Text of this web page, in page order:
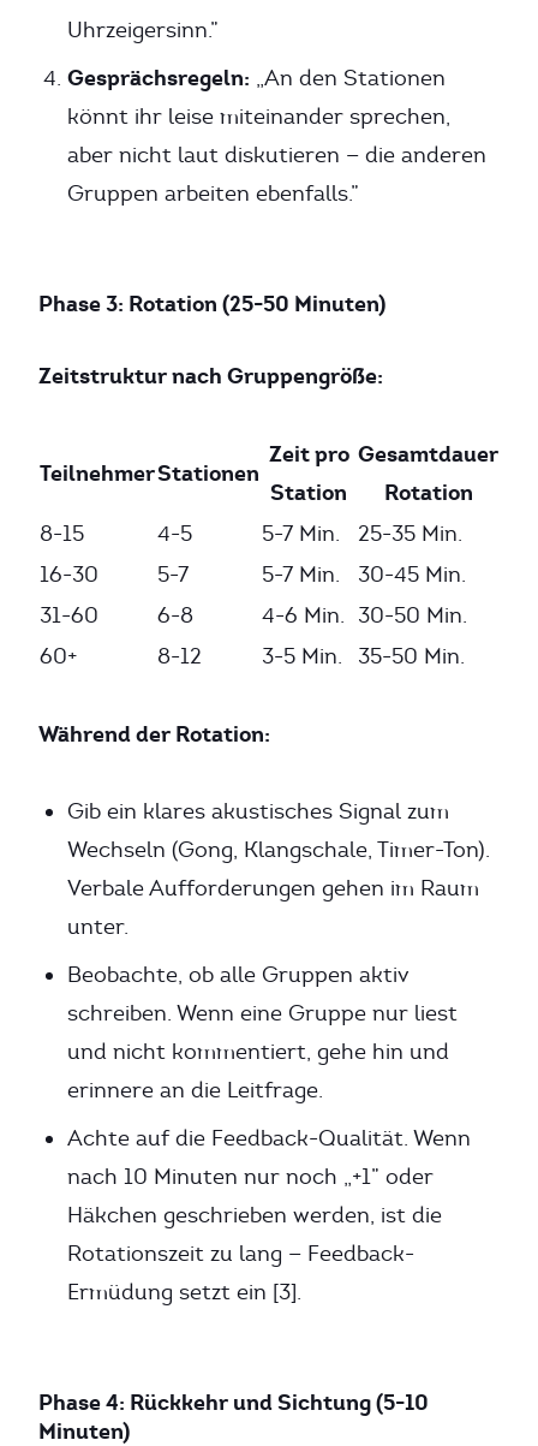
Uhrzeigersinn.”
Gesprächsregeln: „An den Stationen
könnt ihr leise miteinander sprechen,
aber nicht laut diskutieren — die anderen
Gruppen arbeiten ebenfalls.”
Phase 3: Rotation (25-50 Minuten)
Zeitstruktur nach Gruppengröße:
TeilnehmerStationen
Zeit pro
Station
Gesamtdauer
Rotation
8-15 4-5 5-7 Min.
25-35 Min.
16-30
5-7 5-7 Min.
30-45 Min.
31-60
6-8 4-6 Min. 30-50 Min.
60+
8-12 3-5 Min. 35-50 Min.
Während der Rotation:
Gib ein klares akustisches Signal zum
Wechseln (Gong, Klangschale, Timer-Ton).
Verbale Aufforderungen gehen im Raum
unter.
Beobachte, ob alle Gruppen aktiv
schreiben. Wenn eine Gruppe nur liest
und nicht kommentiert, gehe hin und
erinnere an die Leitfrage.
Achte auf die Feedback-Qualität. Wenn
nach 10 Minuten nur noch „+1” oder
Häkchen geschrieben werden, ist die
Rotationszeit zu lang — Feedback-
Ermüdung setzt ein [3].
Phase 4: Rückkehr und Sichtung (5-10
Minuten)